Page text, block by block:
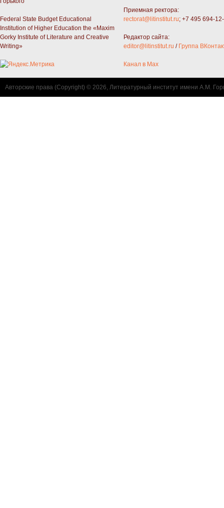
Federal State Budget Educational
Institution of Higher Education the «Maxim
Gorky Institute of Literature and Creative
Writing»
Приемная ректора:
rectorat@litinstitut.ru; +7 495 694-
Редактор сайта:
editor@litinstitut.ru / Группа
Канал в Max
Авторские права (Copyright) © 2026, Литературный институт имени А.М.